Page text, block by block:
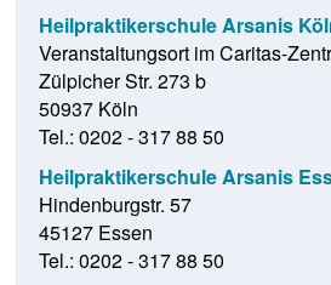
Heilpraktikerschule Arsanis
Veranstaltungsort im Caritas-
Zülpicher Str. 273 b
50937 Köln
Tel.: 0202 - 317 88 50
Heilpraktikerschule Arsanis
Hindenburgstr. 57
45127 Essen
Tel.: 0202 - 317 88 50